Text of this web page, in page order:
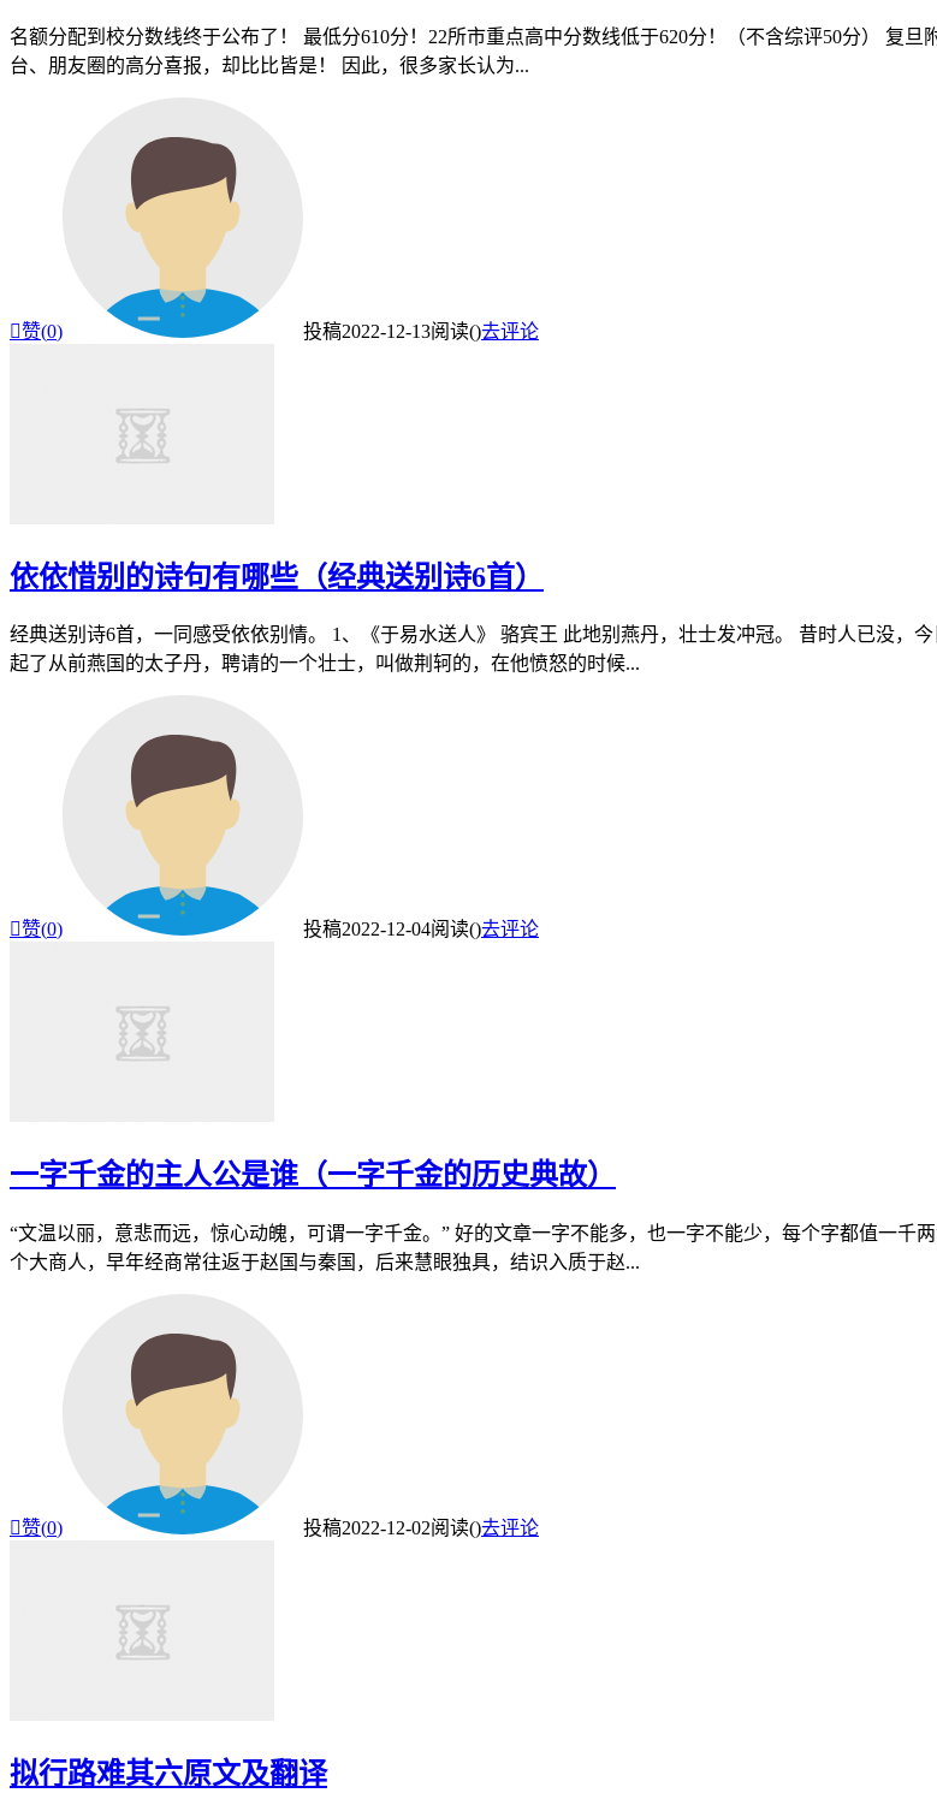
名额分配到校分数线终于公布了！ 最低分610分！22所市重点高中分数线低于620分！（不含综评50分） 复
台、朋友圈的高分喜报，却比比皆是！ 因此，很多家长认为...
赞(0) 投稿2022-12-13阅读()去评论
依依惜别的诗句有哪些（经典送别诗6首）
经典送别诗6首，一同感受依依别情。 1、《于易水送人》 骆宾王 此地别燕丹，壮士发冲冠。 昔时人已没，
起了从前燕国的太子丹，聘请的一个壮士，叫做荆轲的，在他愤怒的时候...
赞(0) 投稿2022-12-04阅读()去评论
一字千金的主人公是谁（一字千金的历史典故）
“文温以丽，意悲而远，惊心动魄，可谓一字千金。” 好的文章一字不能多，也一字不能少，每个字都值一千
个大商人，早年经商常往返于赵国与秦国，后来慧眼独具，结识入质于赵...
赞(0) 投稿2022-12-02阅读()去评论
拟行路难其六原文及翻译